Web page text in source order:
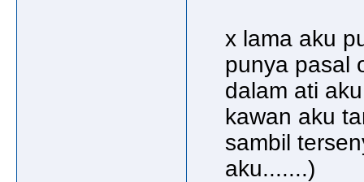
x lama aku
punya pasal
dalam ati
kawan aku
sambil
aku.......)